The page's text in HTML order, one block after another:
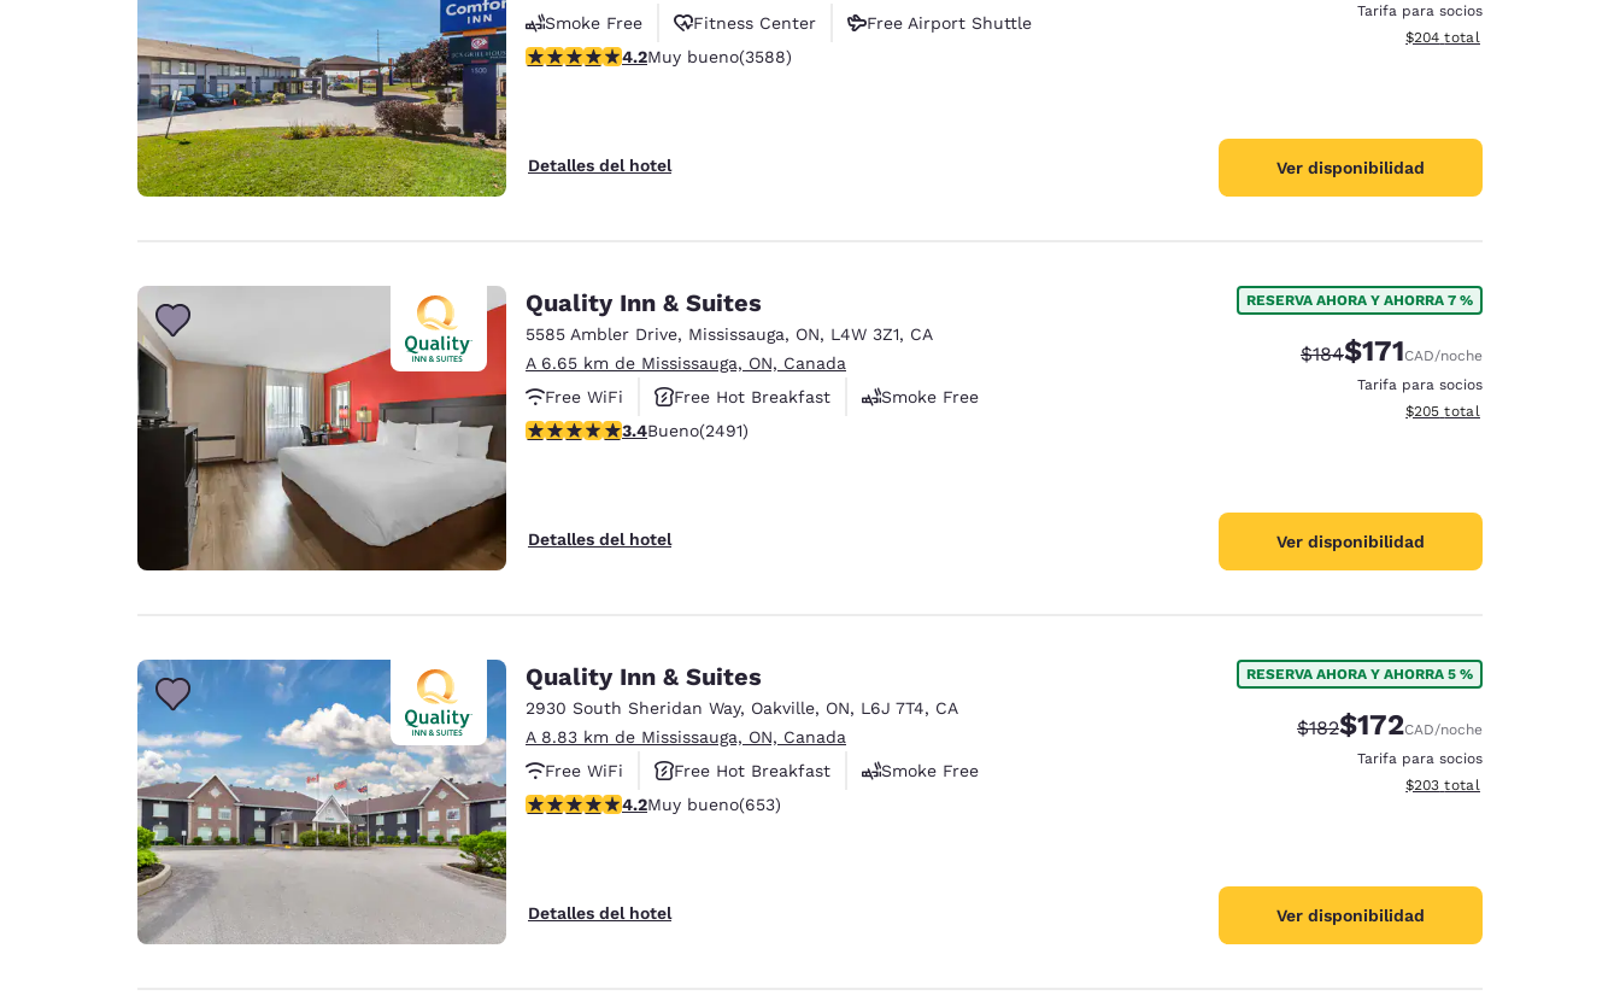
Smoke Free
Fitness Center
Free Airport Shuttle
calificación de 4.17 estrellas. Muy bueno. 3588 reseñas
4.2Muy bueno(3588)
Detalles del hotel
Tarifa para socios
Ver detalles del total
$204 total
Ver disponibilidad
Quality Inn & Suites
5585 Ambler Drive, Mississauga, ON, L4W 3Z1, CA
A 6.65 km de Mississauga, ON, Canada
Free WiFi
Free Hot Breakfast
Smoke Free
calificación de 3.41 estrellas. Bueno. 2491 reseñas
3.4Bueno(2491)
Detalles del hotel
RESERVA AHORA Y AHORRA 7 %
Precio tachado:
$184Precio con descuento:
$171CAD/noche
Tarifa para socios
Ver detalles del total
$205 total
Ver disponibilidad
Quality Inn & Suites
2930 South Sheridan Way, Oakville, ON, L6J 7T4, CA
A 8.83 km de Mississauga, ON, Canada
Free WiFi
Free Hot Breakfast
Smoke Free
calificación de 4.15 estrellas. Muy bueno. 653 reseñas
4.2Muy bueno(653)
Detalles del hotel
RESERVA AHORA Y AHORRA 5 %
Precio tachado:
$182Precio con descuento:
$172CAD/noche
Tarifa para socios
Ver detalles del total
$203 total
Ver disponibilidad